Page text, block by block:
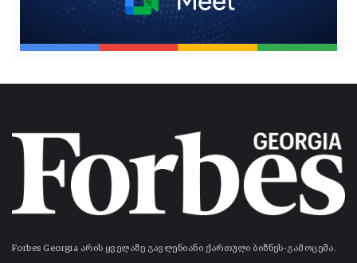
Forbes Georgia არის ყველაზე გავლენიანი ქართული ბიზნეს-გამოცემა.